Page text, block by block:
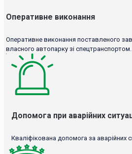
Оперативне виконання
Оперативне виконання поставленого
власного автопарку зі спецтранспортом.
Допомога при аварійних
Кваліфікована допомога за аварійних